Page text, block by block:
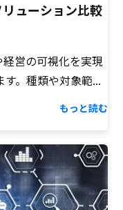
ューション比較
営の可視化を実現
。種類や対象範...
もっと読む